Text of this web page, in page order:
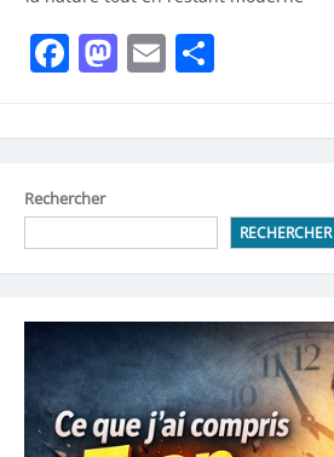
Facebook
Mastodon
Email
Rechercher
RECHERCHER